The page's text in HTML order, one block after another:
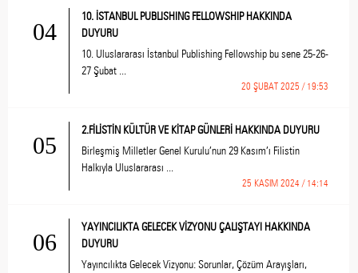
04
10. İSTANBUL PUBLISHING FELLOWSHIP HAKKINDA
DUYURU
10. Uluslararası İstanbul Publishing Fellowship bu sene 25-26-
27 Şubat ...
20 ŞUBAT 2025 / 19:53
05
2.FİLİSTİN KÜLTÜR VE KİTAP GÜNLERİ HAKKINDA DUYURU
Birleşmiş Milletler Genel Kurulu’nun 29 Kasım’ı Filistin
Halkıyla Uluslararası ...
25 KASIM 2024 / 14:14
06
YAYINCILIKTA GELECEK VİZYONU ÇALIŞTAYI HAKKINDA
DUYURU
Yayıncılıkta Gelecek Vizyonu: Sorunlar, Çözüm Arayışları,